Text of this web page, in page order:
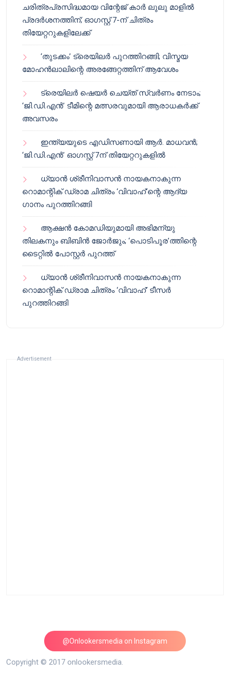
ചരിത്രപ്രസിദ്ധമായ വിന്റേജ് കാർ ലുലു മാളിൽ
പ്രദർശനത്തിന്; ഓഗസ്റ്റ് 7-ന് ചിത്രം
തിയേറ്ററുകളിലേക്ക്
‘തുടക്കം’ ട്രെയിലർ പുറത്തിറങ്ങി; വിസ്മയ
മോഹൻലാലിന്റെ അരങ്ങേറ്റത്തിന് ആവേശം
ട്രെയിലർ ഷെയർ ചെയ്‌ത് സ്വർണം നേടാം;
‘ജി.ഡി.എൻ’ ടീമിന്റെ മത്സരവുമായി ആരാധകർക്ക്
അവസരം
ഇന്ത്യയുടെ എഡിസണായി ആർ. മാധവൻ;
‘ജി.ഡി.എൻ’ ഓഗസ്റ്റ് 7ന് തിയേറ്ററുകളിൽ
ധ്യാൻ ശ്രീനിവാസൻ നായകനാകുന്ന
റൊമാന്റിക് ഡ്രാമ ചിത്രം ‘വിവാഹ്’ന്റെ ആദ്യ
ഗാനം പുറത്തിറങ്ങി
ആക്ഷൻ കോമഡിയുമായി അഭിമന്യു
തിലകനും ബിബിൻ ജോർജും; ‘പൊടിപൂര’ത്തിന്റെ
ടൈറ്റിൽ പോസ്റ്റർ പുറത്ത്
ധ്യാൻ ശ്രീനിവാസൻ നായകനാകുന്ന
റൊമാന്റിക് ഡ്രാമ ചിത്രം ‘വിവാഹ്’ ടീസർ
പുറത്തിറങ്ങി
Advertisement
@Onlookersmedia on Instagram
Follow on Instagram
Copyright © 2017 onlookersmedia.